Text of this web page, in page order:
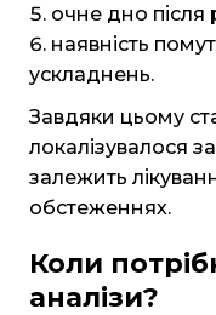
очне дно після
наявність
ускладнень.
Завдяки цьому
локалізувалося
залежить
обстеженнях.
Коли
аналізи?